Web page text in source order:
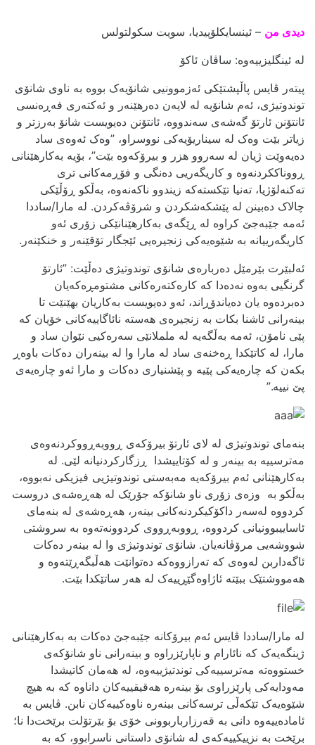
دیدی من – ئینسایکلۆپیدیا، سویت سکولتولس
لە ئینگلیزییەوە: ساڤان ئاکۆ
پیتەر ڤایس پاڵپشتێکی ئەزموونیی شانۆیەک بووە بە ناوی شانۆی
توندوتیژی، ئەم شانۆیە لە لایەن دەرهێنەر و ئەکتەری فەڕەنسی
ئانتۆنن ئارتۆ گەشەی سەندووە، ئانتۆنن دەیویست شانۆ بەرزتر و
زیاتر بێت وەک لە سیناریۆیەکی نووسراو، ”وەک ئەوەی ساد
دەیەوێت ژیان لە سەروو هزر و بیرۆکەوە بێت”، بۆیە بەکارهێنانی
ڕووناککردنەوە و کاریگەریی دەنگی و فۆڕمەکانی تری
تەکنەلۆژیا، تەنیا تێکستەکە زیندوو ناکەنەوە، بەڵکو ڕۆڵێکی
چالاک دەبینن لە پێشکەشکردن و شرۆڤەکردن. لە مارا/ساددا
ئەمە جێبەجێ کراوە لە ڕێگەی بەکارهێنانێکی زۆری ئەو
کاریگەرییانە بە شێوەیەکی زنجیرەیی ئێجگار تۆقێنەر و خنکێنەر.
ئەلبێرت بێرمێل دەربارەی شانۆی توندوتیژی دەڵێت: ”ئارتۆ
گرنگیی بەوە نەدەدا کە کارەکتەرەکانی مشتومڕەکەیان
دەبردەوە یان دەیاندۆڕاند، ئەو دەیویست بەکاریان بهێنێت تا
بینەرانی ئاشنا بکات بە زنجیرەی هەستە نائاگاییەکانی خۆیان کە
پێی نامۆن، ئەمە بەڵگەیە لە ململانێی سەرەکیی نێوان ساد و
مارا، لە کاتێکدا ڕەخنەی ساد لە مارا وا لە بینەران دەکات باوەڕ
بکەن کە چارەیەکی پێیە و پێشنیاری دەکات و مارا ئەو چارەیەی
پێ نییە.”
بنەمای توندوتیژی لە لای ئارتۆ بیرۆکەی ڕووبەڕووکردنەوەی
مەترسییە بە بینەر و لە کۆتاییشدا ڕزگارکردنیانە لێی. لە
بەکارهێنانی ئەم بیرۆکەیە مەبەستی توندوتیژیی فیزیکی نەبووە،
بەڵکو بە وزەی زۆری ناو شانۆکە جۆرێک لە هەڕەشەی دروست
کردووە لەسەر داکۆکیکردنەکانی بینەر، هەڕەشەی لە بنەمای
ئاساییبوونیانی کردووە، ڕووبەڕووی کردوونەتەوە بە سروشتی
شووشەیی مرۆڤانەیان. شانۆی توندوتیژی وا لە بینەر دەکات
ئاگەداربن لەوەی کە تەرازووەکە دەتوانێت هەڵبگەڕێتەوە و
هەمووشتێک ببێتە ئاژاوەگێڕییەک لە هەر ساتێکدا بێت.
لە مارا/ساددا ڤایس ئەم بیرۆکانە جێبەجێ دەکات بە بەکارهێنانی
ژینگەیەک کە نائارام و ناپارێزراوە و بینەرانی ناو شانۆکەی
خستووەتە مەترسییەکی توندتیژییەوە، لە هەمان کاتیشدا
مەودایەکی پارێزراوی بۆ بینەرە هەقیقییەکان داناوە کە بە هیچ
شێوەیەک تێکەڵی ترسەکانی بینەرە ناوەکییەکان نابن. ڤایس بە
ئامادەییەوە دانی بە قەرزارباربوونی خۆی بۆ بێرتۆلت برێخت‌دا نا؛
برێخت بە نزییکییەکەی لە شانۆی داستانی ناسرابوو، کە بە